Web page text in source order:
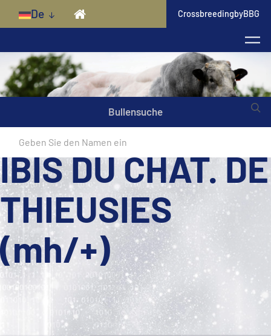
Skip to main content
De CrossbreedingbyBBG
Bullensuche
IBIS DU CHAT. DE
THIEUSIES
(mh/+)